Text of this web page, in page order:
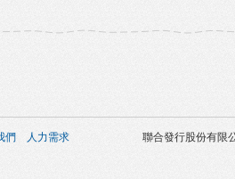
們 人力需求 聯合發行股份有限